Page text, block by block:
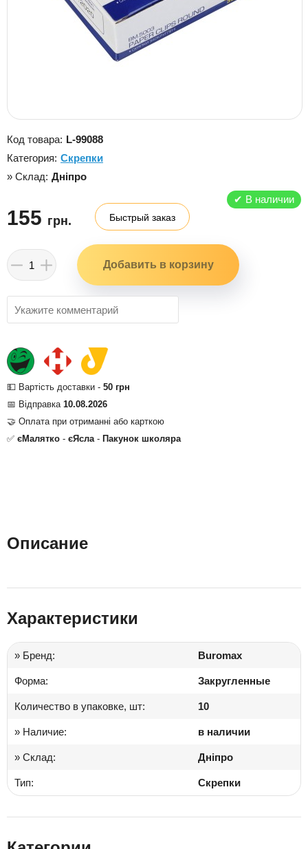
Код товара: L-99088
Категория: Скрепки
» Склад: Дніпро
✔ В наличии
155 грн. Быстрый заказ
💵 Вартість доставки - 50 грн
📅 Відправка 10.08.2026
🤝 Оплата при отриманні або карткою
✅ єМалятко - єЯсла- Пакунок школяра
Описание
Характеристики
» Бренд: Buromax
Форма: Закругленные
Количество в упаковке, шт: 10
» Наличие: в наличии
» Склад: Дніпро
Тип: Скрепки